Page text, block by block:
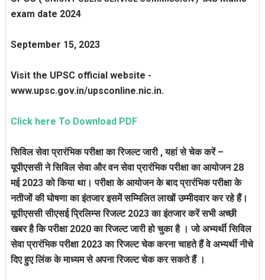
exam date 2024
September 15, 2023
Visit the UPSC official website -
www.upsc.gov.in/upsconline.nic.in.
Click here To Download PDF
सिविल सेवा प्रारंभिक परीक्षा का रिजल्ट जारी , यहां से चेक करें –
यूपीएससी ने सिविल सेवा और वन सेवा प्रारंभिक परीक्षा का आयोजन 28
मई 2023 को किया था। परीक्षा के आयोजन के बाद प्रारंभिक परीक्षा के
नतीजों की घोषणा का इंतजार इसमें सम्मिलित लाखों उम्मीदवार कर रहे हैं।
यूपीएससी सीएसई प्रिलिम्स रिजल्ट 2023 का इंतजार करें सभी अच्छी
खबर है कि परीक्षा 2020 का रिजल्ट जारी हो चुका है । जो अभ्यर्थी सिविल
सेवा प्रारंभिक परीक्षा 2023 का रिजल्ट चेक करना चाहते हैं वे अभ्यर्थी नीचे
दिए हुए लिंक के माध्यम से अपना रिजल्ट चेक कर सकते हैं ।